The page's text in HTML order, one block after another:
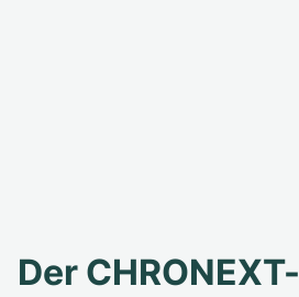
Der CHRONEXT-